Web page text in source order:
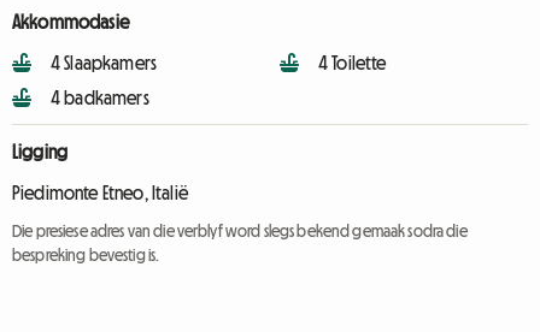
Akkommodasie
4 Slaapkamers
4 badkamers
4 Toilette
Ligging
Piedimonte Etneo, Italië
Die presiese adres van die verblyf word slegs bekend gemaak sodra die
bespreking bevestig is.